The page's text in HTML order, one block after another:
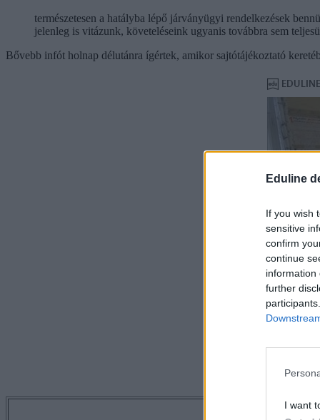
Eduline
If you wish
sensitive
confirm
continue
information
further
I want
természetesen a hatályba lépő járványügyi rendelkezések
jelenleg is vitázunk, követeléseink ugyanis továbbra sem
Bővebb infót holnap délutánra ígértek, amikor sajtótájékoztató
Tetszett a